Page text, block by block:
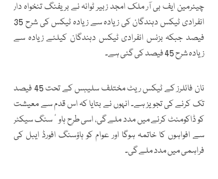
چیئرمین ایف بی آر ملک امجد زبیر ٹوانہ نے بریفنگ تنخواہ دار
انفرادی ٹیکس دہندگان کی زیادہ سے زیادہ ٹیکس کی شرح 35
فیصد جبکہ بزنس انفرادی ٹیکس دہندگان کیلئے زیادہ سے
زیادہ شرح 45 فیصد کی گئی ہے۔
نان فائلرز کے ٹیکس ریٹ مختلف سلیبس کے تحت 45 فیصد
تک کرنے کی تجویز ہے۔ انہوں نے بتایا کہ اس قدم سے معیشت
کو ڈاکومنٹ کرنے میں مدد ملے گی، اسی طرح ہاوٴسنگ سیکٹر
سے افواہوں کا خاتمہ ہوگا اور عوام کو ہاؤسنگ افورڈ ایبل کی
فراہمی میں مدد ملے گی۔